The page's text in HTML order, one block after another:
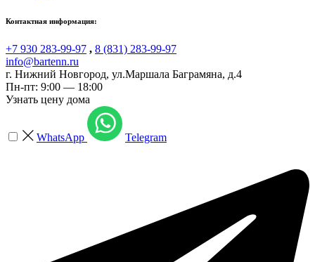
Контактная информация:
+7 930 283-99-97 , 8 (831) 283-99-97
info@bartenn.ru
г. Нижний Новгород, ул.Маршала Баграмяна, д.4
Пн-пт: 9:00 — 18:00
Узнать цену дома
WhatsApp Telegram